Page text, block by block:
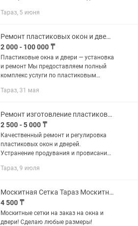
течение дня Ремонт пластиковых окон
Тараз, 5 июня
Ремонт пластиковых окон и дверей
2 000 - 100 000 ₸
Пластиковые окна и двери — установка
и ремонт Мы предоставляем полный
комплекс услуги по пластиковым
офиса. ✅ Наши услуги: Ремонт окон и
Тараз, 31 мая
Ремонт изготовление пластиковых окон
2 500 - 5 000 ₸
Качественный ремонт и регулировка
пластиковых окон и дверей.
Устранение продувания и провисания
резины. Замена фурнитуры ручек,
замена...
Тараз, 9 июля
Москитная Сетка Тараз Москитные Сетки Маскитная Сетка на Окна
4 500 ₸
Moскитные сeтки на зaказ на окна и
двeри! Cделаю любые paзмеры!